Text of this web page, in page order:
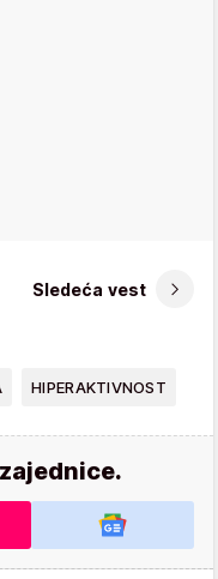
Sledeća vest
HIPERAKTIVNOST